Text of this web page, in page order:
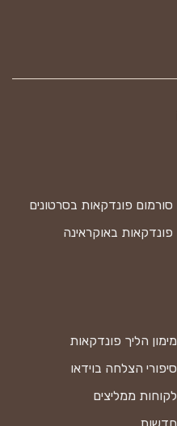
מימון הליך פונדקאות
סיפורי הצלחה בוידאו
לקוחות ממליצים
סורמום פונדקאות בסרטונים
פונדקאות באוקראינה